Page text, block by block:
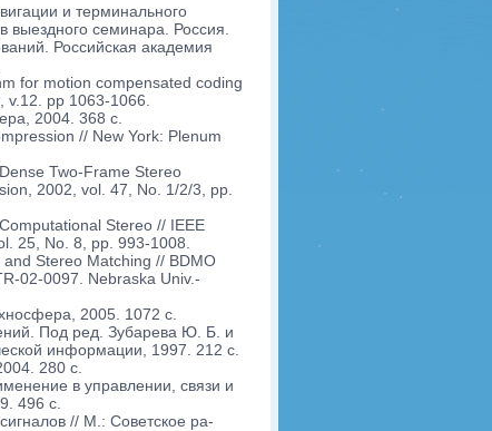
и терминального
выездного семинара. Россия.
Российская академия
for motion compensated coding
pp 1063-1066.
2004. 368 с.
// New York: Plenum
Two-Frame Stereo
2002, vol. 47, No. 1/2/3, pp.
Stereo // IEEE
25, No. 8, pp. 993-1008.
Stereo Matching // BDMO
02-0097. Nebraska Univ.-
2005. 1072 с.
Под ред. Зубарева Ю. Б. и
информации, 1997. 212 с.
280 с.
в управлении, связи и
496 с.
// М.: Советское ра-